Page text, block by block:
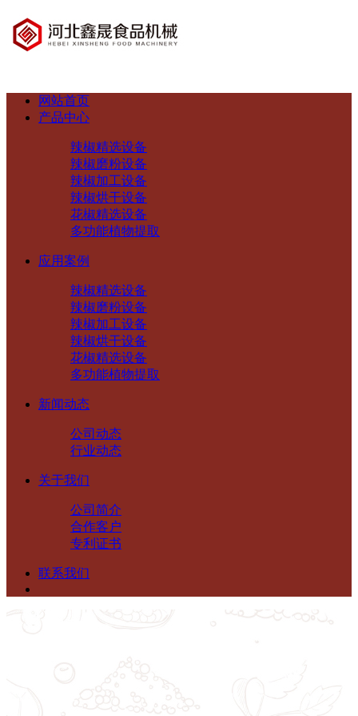
网站首页
产品中心
辣椒精选设备
辣椒磨粉设备
辣椒加工设备
辣椒烘干设备
花椒精选设备
多功能植物提取
应用案例
辣椒精选设备
辣椒磨粉设备
辣椒加工设备
辣椒烘干设备
花椒精选设备
多功能植物提取
新闻动态
公司动态
行业动态
关于我们
公司简介
合作客户
专利证书
联系我们